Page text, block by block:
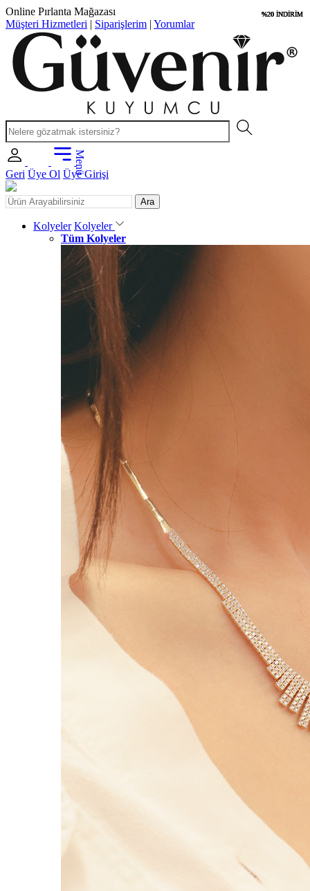
Uygun Fiyatlar
Müşteri Hizmetleri | Siparişlerim | Yorumlar
Menü
Geri Üye Ol Üye Girişi
Ara
Kolyeler Kolyeler
Tüm Kolyeler
%20 İNDİRİM
%20 İNDİRİM
%20 İNDİRİM
%20 İNDİRİM